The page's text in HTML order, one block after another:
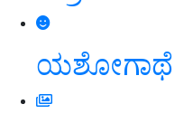
ಯಶೋಗಾಥೆ